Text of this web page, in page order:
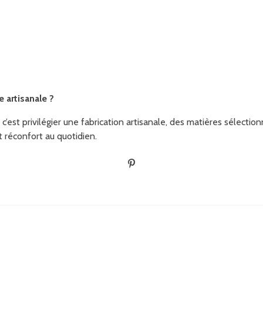
artisanale ?
privilégier une fabrication artisanale, des matières
réconfort au quotidien.
É